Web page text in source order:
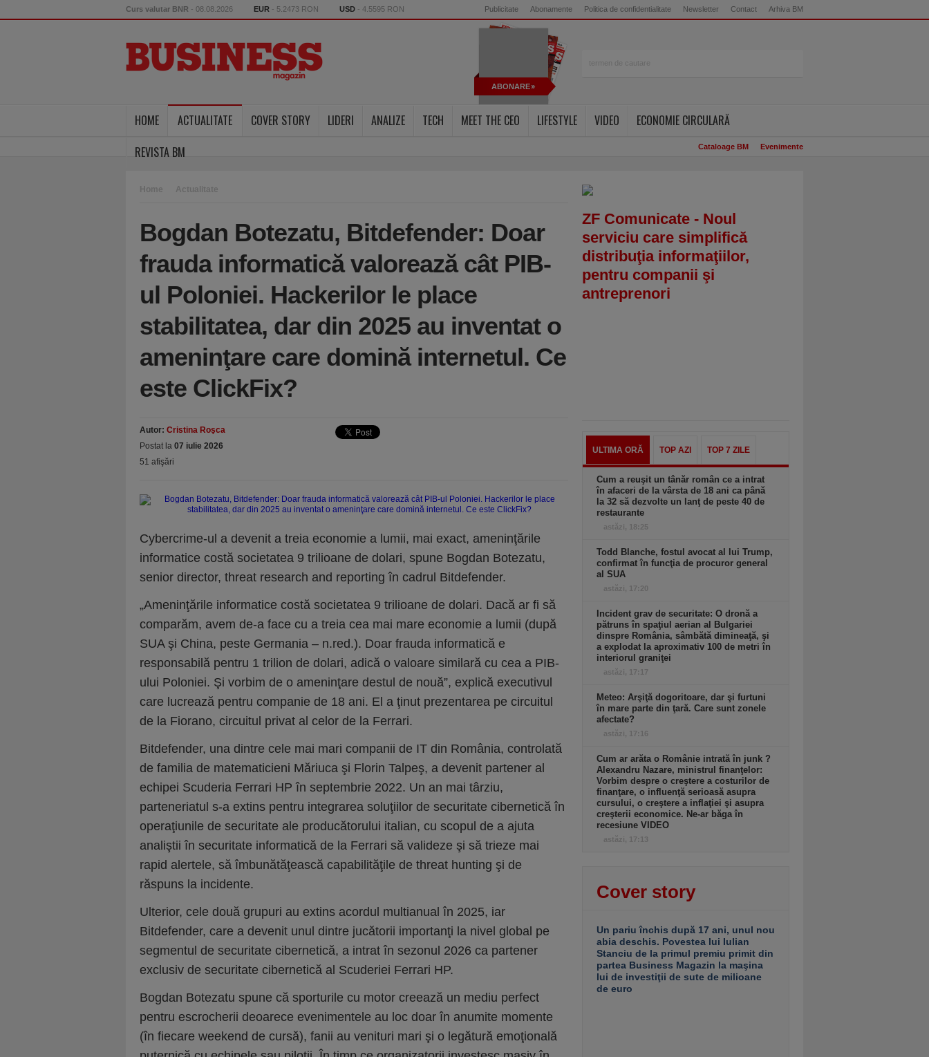
Curs valutar BNR - 08.08.2026 EUR - 5.2473 RON USD - 4.5595 RON Publicitate Abonamente Politica de confidentialitate Newsletter Contact Arhiva BM
ABONARE
HOME ACTUALITATE COVER STORY LIDERI ANALIZE TECH MEET THE CEO LIFESTYLE VIDEO
ECONOMIE CIRCULARĂ
REVISTA BM
Cataloage BM Evenimente
Home Actualitate
Bogdan Botezatu, Bitdefender: Doar
frauda informatică valorează cât PIB-
ul Poloniei. Hackerilor le place
stabilitatea, dar din 2025 au inventat o
ameninţare care domină internetul. Ce
este ClickFix?
Autor: Cristina Roşca
Postat la 07 iulie 2026
51 afişări
Cybercrime-ul a devenit a treia economie a lumii, mai exact, ameninţările
informatice costă societatea 9 trilioane de dolari, spune Bogdan Botezatu,
senior director, threat research and reporting în cadrul Bitdefender.
„Ameninţările informatice costă societatea 9 trilioane de dolari. Dacă ar fi să
comparăm, avem de-a face cu a treia cea mai mare economie a lumii (după
SUA şi China, peste Germania – n.red.). Doar frauda informatică e
responsabilă pentru 1 trilion de dolari, adică o valoare similară cu cea a PIB-
ului Poloniei. Şi vorbim de o ameninţare destul de nouă”, explică executivul
care lucrează pentru companie de 18 ani. El a ţinut prezentarea pe circuitul
de la Fiorano, circuitul privat al celor de la Ferrari.
Bitdefender, una dintre cele mai mari companii de IT din România, controlată
de familia de matematicieni Măriuca şi Florin Talpeş, a devenit partener al
echipei Scuderia Ferrari HP în septembrie 2022. Un an mai târziu,
parteneriatul s-a extins pentru integrarea soluţiilor de securitate cibernetică în
operaţiunile de securitate ale producătorului italian, cu scopul de a ajuta
analiştii în securitate informatică de la Ferrari să valideze şi să trieze mai
rapid alertele, să îmbunătăţească capabilităţile de threat hunting şi de
răspuns la incidente.
Ulterior, cele două grupuri au extins acordul multianual în 2025, iar
Bitdefender, care a devenit unul dintre jucătorii importanţi la nivel global pe
segmentul de securitate cibernetică, a intrat în sezonul 2026 ca partener
exclusiv de securitate cibernetică al Scuderiei Ferrari HP.
Bogdan Botezatu spune că sporturile cu motor creează un mediu perfect
pentru escrocherii deoarece evenimentele au loc doar în anumite momente
(în fiecare weekend de cursă), fanii au venituri mari şi o legătură emoţională
ZF Comunicate - Noul
serviciu care simplifică
distribuţia informaţiilor,
pentru companii şi
antreprenori
ULTIMA ORĂ TOP AZI TOP 7 ZILE
Cum a reuşit un tânăr român ce a intrat
în afaceri de la vârsta de 18 ani ca până
la 32 să dezvolte un lanţ de peste 40 de
restaurante
astăzi, 18:25
Todd Blanche, fostul avocat al lui Trump,
confirmat în funcţia de procuror general
al SUA
astăzi, 17:20
Incident grav de securitate: O dronă a
pătruns în spaţiul aerian al Bulgariei
dinspre România, sâmbătă dimineaţă, şi
a explodat la aproximativ 100 de metri în
interiorul graniţei
astăzi, 17:17
Meteo: Arşiţă dogoritoare, dar şi furtuni
în mare parte din ţară. Care sunt zonele
afectate?
astăzi, 17:16
Cum ar arăta o Românie intrată în junk ?
Alexandru Nazare, ministrul finanţelor:
Vorbim despre o creştere a costurilor de
finanţare, o influenţă serioasă asupra
cursului, o creştere a inflaţiei şi asupra
creşterii economice. Ne-ar băga în
recesiune VIDEO
astăzi, 17:13
Cover story
Un pariu închis după 17 ani, unul nou
abia deschis. Povestea lui Iulian
Stanciu de la primul premiu primit din
partea Business Magazin la maşina
lui de investiţii de sute de milioane
de euro